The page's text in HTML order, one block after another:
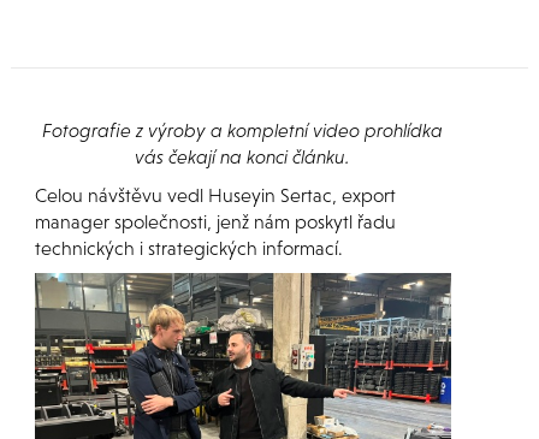
Fotografie z výroby a kompletní video prohlídka
vás čekají na konci článku.
Celou návštěvu vedl Huseyin Sertac, export
manager společnosti, jenž nám poskytl řadu
technických i strategických informací.